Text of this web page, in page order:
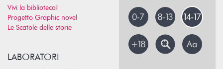
Vivi la biblioteca!
Progetto Graphic novel
Le Scatole delle storie
LABORATORI